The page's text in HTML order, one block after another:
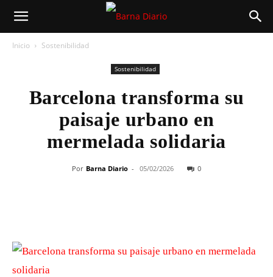
Inicio Sostenibilidad
Sostenibilidad
Barcelona transforma su
paisaje urbano en
mermelada solidaria
Por Barna Diario - 05/02/2026 0